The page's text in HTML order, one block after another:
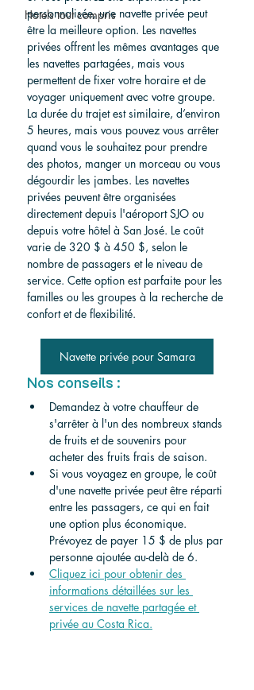
Hotels tout compris
personnalisée, une navette privée peut
être la meilleure option. Les navettes
privées offrent les mêmes avantages que
les navettes partagées, mais vous
permettent de fixer votre horaire et de
voyager uniquement avec votre groupe.
La durée du trajet est similaire, d’environ
5 heures, mais vous pouvez vous arrêter
quand vous le souhaitez pour prendre
des photos, manger un morceau ou vous
dégourdir les jambes. Les navettes
privées peuvent être organisées
directement depuis l'aéroport SJO ou
depuis votre hôtel à San José. Le coût
varie de 320 $ à 450 $, selon le
nombre de passagers et le niveau de
service. Cette option est parfaite pour les
familles ou les groupes à la recherche de
confort et de flexibilité.
Navette privée pour Samara
Nos conseils :
Demandez à votre chauffeur de
s'arrêter à l'un des nombreux stands
de fruits et de souvenirs pour
acheter des fruits frais de saison.
Si vous voyagez en groupe, le coût
d'une navette privée peut être réparti
entre les passagers, ce qui en fait
une option plus économique.
Prévoyez de payer 15 $ de plus par
personne ajoutée au-delà de 6.
Cliquez ici pour obtenir des
informations détaillées sur les
services de navette partagée et
privée au Costa Rica.